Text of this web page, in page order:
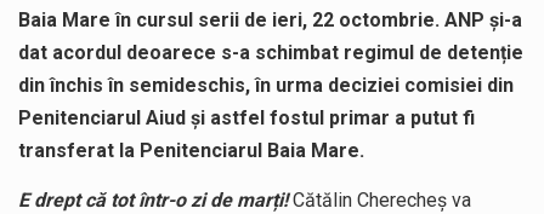
Baia Mare în cursul serii de ieri, 22 octombrie. ANP și-a
dat acordul deoarece s-a schimbat regimul de detenție
din închis în semideschis, în urma deciziei comisiei din
Penitenciarul Aiud și astfel fostul primar a putut fi
transferat la Penitenciarul Baia Mare.
E drept că tot într-o zi de marți!Cătălin Cherecheș va